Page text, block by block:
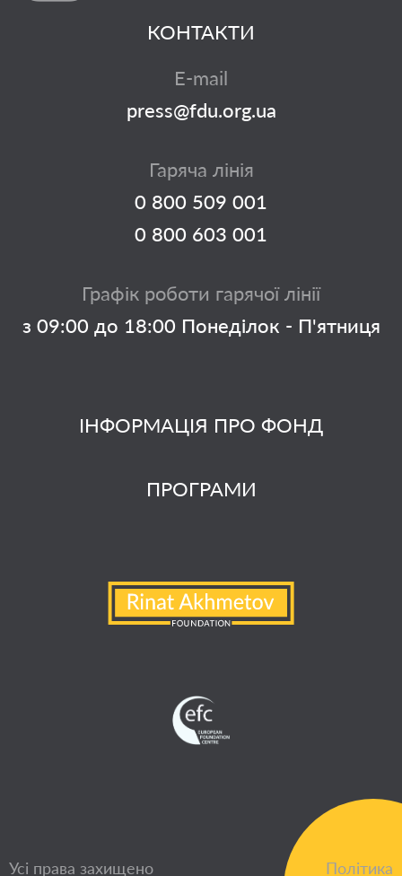
ІНФОРМАЦІЯ ПРО ФОНД
ПРОГРАМИ
КОНТАКТИ
E-mail
press@fdu.org.ua
Гаряча лінія
0 800 509 001
0 800 603 001
Графік роботи гарячої лінії
з 09:00 до 18:00 Понеділок - П'ятниця
Усі права захищено Політика